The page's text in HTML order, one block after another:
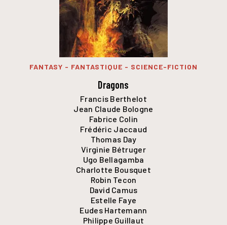
FANTASY - FANTASTIQUE - SCIENCE-FICTION
Dragons
Francis Berthelot
Jean Claude Bologne
Fabrice Colin
Frédéric Jaccaud
Thomas Day
Virginie Bétruger
Ugo Bellagamba
Charlotte Bousquet
Robin Tecon
David Camus
Estelle Faye
Eudes Hartemann
Philippe Guillaut